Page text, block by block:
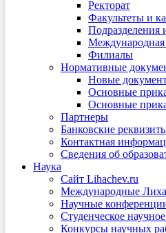
Ректорат
Факультеты и
Подразделения
Филиалы
Нормативные
Новые
Основные
Основные
Партнеры
Банковские
Контактная
Сведения об
Наука
Сайт Lihachev.ru
Международные
Научные
Студенческое
Конкурсы научных